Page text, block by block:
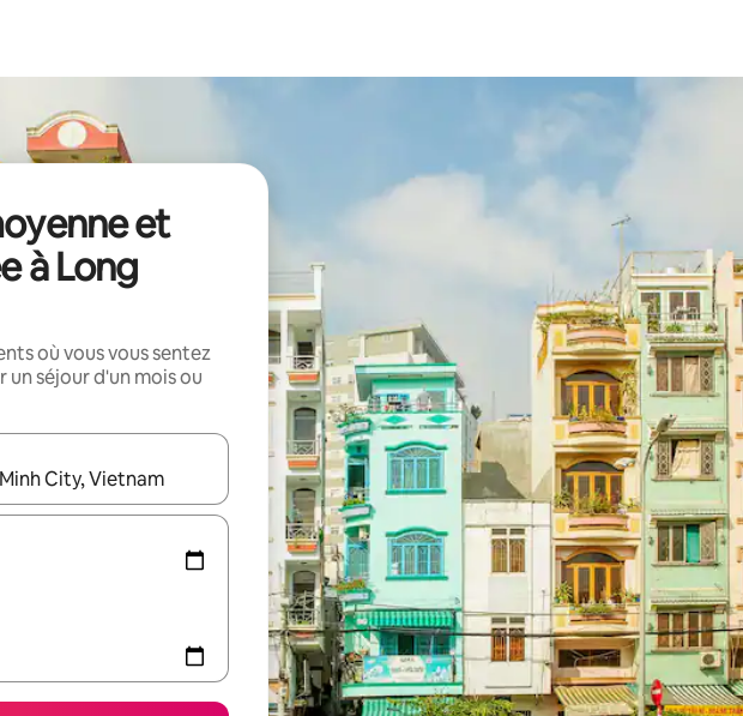
et
à Long
où vous vous sentez
séjour d'un mois ou
utilisez les flèches vers le haut et vers le bas pour les parcourir ou en appuyant et en